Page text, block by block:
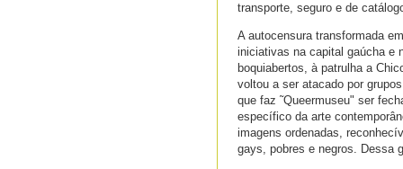
transporte, seguro e de
A autocensura transformada
iniciativas na capital gaúcha e
boquiabertos, à patrulha a
voltou a ser atacado por
que faz ˜Queermuseu" ser
específico da arte
imagens ordenadas,
gays, pobres e negros. Dessa